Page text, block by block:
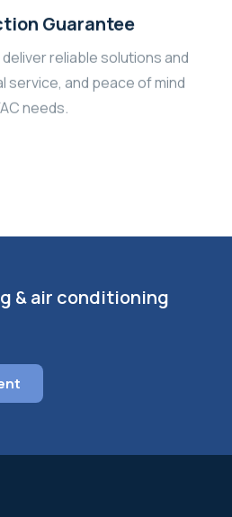
Guarantee
reliable solutions and
service, and peace of mind
needs.
& air conditioning